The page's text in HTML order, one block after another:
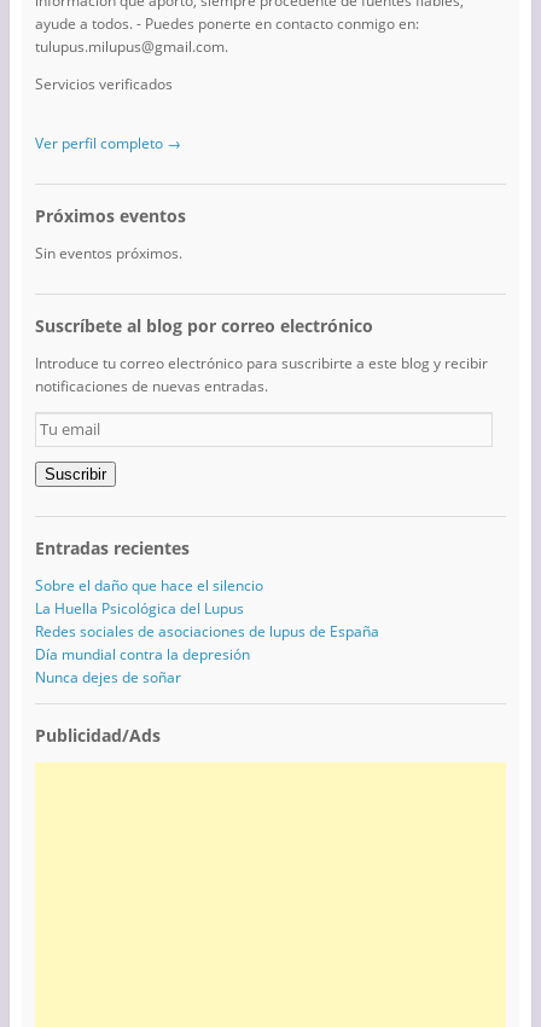
ayude a todos. - Puedes ponerte en contacto conmigo en:
tulupus.milupus@gmail.com.
Servicios verificados
Ver perfil completo →
Próximos eventos
Sin eventos próximos.
Suscríbete al blog por correo electrónico
Introduce tu correo electrónico para suscribirte a este blog y recibir
notificaciones de nuevas entradas.
Tu
email
Suscribir
Entradas recientes
Sobre el daño que hace el silencio
La Huella Psicológica del Lupus
Redes sociales de asociaciones de lupus de España
Día mundial contra la depresión
Nunca dejes de soñar
Publicidad/Ads